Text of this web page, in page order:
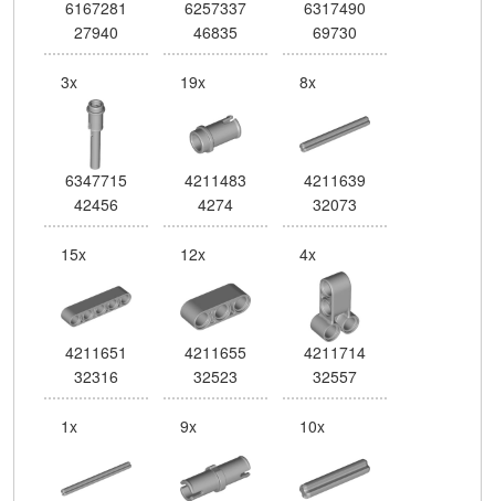
6167281
27940
6257337
46835
6317490
69730
3x
6347715
42456
19x
4211483
4274
8x
4211639
32073
15x
4211651
32316
12x
4211655
32523
4x
4211714
32557
1x 9x 10x